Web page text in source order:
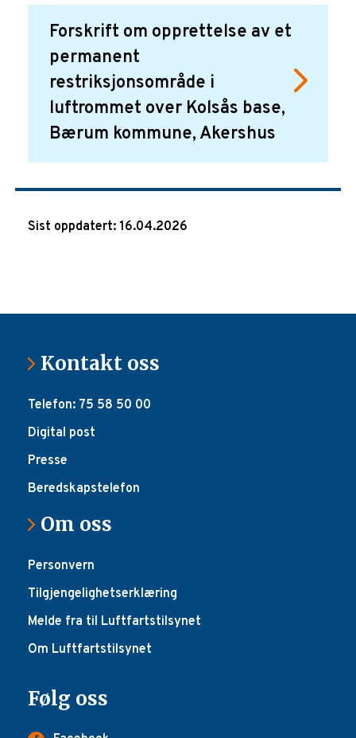
Forskrift om opprettelse av et
permanent
restriksjonsområde i
luftrommet over Kolsås base,
Bærum kommune, Akershus
Sist oppdatert: 16.04.2026
Kontakt oss
Telefon: 75 58 50 00
Digital post
Presse
Beredskapstelefon
Om oss
Personvern
Tilgjengelighetserklæring
Melde fra til Luftfartstilsynet
Om Luftfartstilsynet
Følg oss